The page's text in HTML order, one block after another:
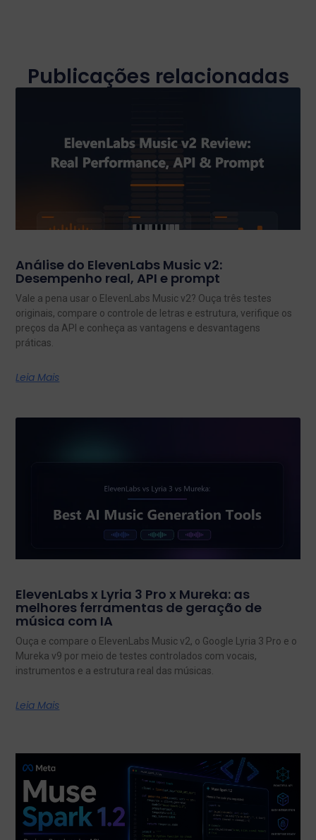
Publicações relacionadas
Análise do ElevenLabs Music v2:
Desempenho real, API e prompt
Vale a pena usar o ElevenLabs Music v2? Ouça três testes
originais, compare o controle de letras e estrutura, verifique os
preços da API e conheça as vantagens e desvantagens
práticas.
Leia Mais
ElevenLabs x Lyria 3 Pro x Mureka: as
melhores ferramentas de geração de
música com IA
Ouça e compare o ElevenLabs Music v2, o Google Lyria 3 Pro e o
Mureka v9 por meio de testes controlados com vocais,
instrumentos e a estrutura real das músicas.
Leia Mais